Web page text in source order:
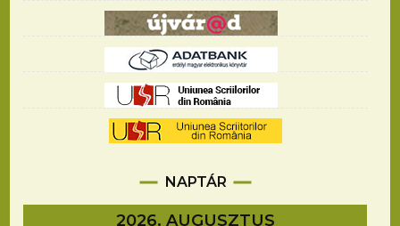
NAPTÁR
2026. AUGUSZTUS